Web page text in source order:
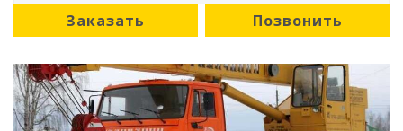
Заказать Позвонить